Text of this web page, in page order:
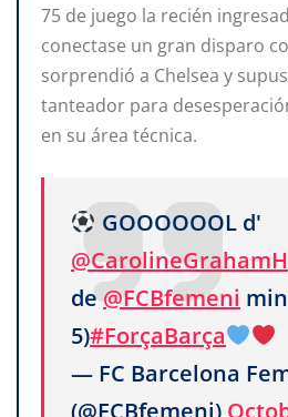
75 de juego la recién
conectase un gran disparo
sorprendió a Chelsea y
tanteador para
en su área técnica.
GOOOOOOL d'
@CarolineGrahamH
de @FCBfemeni
5)#ForçaBarça
— FC Barcelona